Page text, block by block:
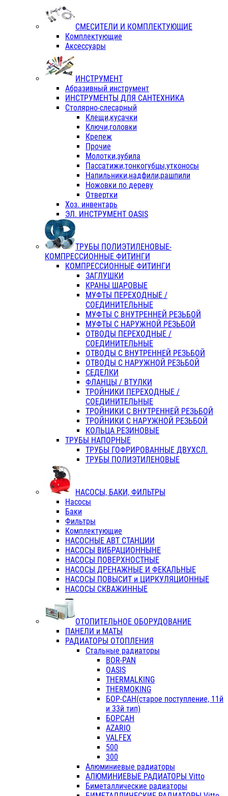
СМЕСИТЕЛИ И КОМПЛЕКТУЮЩИЕ
Комплектующие
Аксессуары
ИНСТРУМЕНТ
Абразивный инструмент
ИНСТРУМЕНТЫ ДЛЯ САНТЕХНИКА
Столярно-слесарный
Клещи,кусачки
Ключи,головки
Крепеж
Прочие
Молотки,зубила
Пассатижи,тонкогубцы,утконосы
Напильники,надфили,рашпили
Ножовки по дереву
Отвертки
Хоз. инвентарь
ЭЛ. ИНСТРУМЕНТ OASIS
ТРУБЫ ПОЛИЭТИЛЕНОВЫЕ-
КОМПРЕССИОННЫЕ ФИТИНГИ
КОМПРЕССИОННЫЕ ФИТИНГИ
ЗАГЛУШКИ
КРАНЫ ШАРОВЫЕ
МУФТЫ ПЕРЕХОДНЫЕ /
СОЕДИНИТЕЛЬНЫЕ
МУФТЫ С ВНУТРЕННЕЙ РЕЗЬБОЙ
МУФТЫ С НАРУЖНОЙ РЕЗЬБОЙ
ОТВОДЫ ПЕРЕХОДНЫЕ /
СОЕДИНИТЕЛЬНЫЕ
ОТВОДЫ С ВНУТРЕННЕЙ РЕЗЬБОЙ
ОТВОДЫ С НАРУЖНОЙ РЕЗЬБОЙ
СЕДЕЛКИ
ФЛАНЦЫ / ВТУЛКИ
ТРОЙНИКИ ПЕРЕХОДНЫЕ /
СОЕДИНИТЕЛЬНЫЕ
ТРОЙНИКИ С ВНУТРЕННЕЙ РЕЗЬБОЙ
ТРОЙНИКИ С НАРУЖНОЙ РЕЗЬБОЙ
КОЛЬЦА РЕЗИНОВЫЕ
ТРУБЫ НАПОРНЫЕ
ТРУБЫ ГОФРИРОВАННЫЕ ДВУХСЛ.
ТРУБЫ ПОЛИЭТИЛЕНОВЫЕ
НАСОСЫ, БАКИ, ФИЛЬТРЫ
Насосы
Баки
Фильтры
Комплектующие
НАСОСНЫЕ АВТ СТАНЦИИ
НАСОСЫ ВИБРАЦИОННЫНЕ
НАСОСЫ ПОВЕРХНОСТНЫЕ
НАСОСЫ ДРЕНАЖНЫЕ И ФЕКАЛЬНЫЕ
НАСОСЫ ПОВЫСИТ и ЦИРКУЛЯЦИОННЫЕ
НАСОСЫ СКВАЖИННЫЕ
ОТОПИТЕЛЬНОЕ ОБОРУДОВАНИЕ
ПАНЕЛИ и МАТЫ
РАДИАТОРЫ ОТОПЛЕНИЯ
Стальные радиаторы
BOR-PAN
OASIS
THERMALKING
THERMOKING
БОР-САН(старое поступление, 11й
и 33й тип)
БОРСАН
AZARIO
VALFEX
500
300
Алюминиевые радиаторы
АЛЮМИНИЕВЫЕ РАДИАТОРЫ Vitto
Биметаллические радиаторы